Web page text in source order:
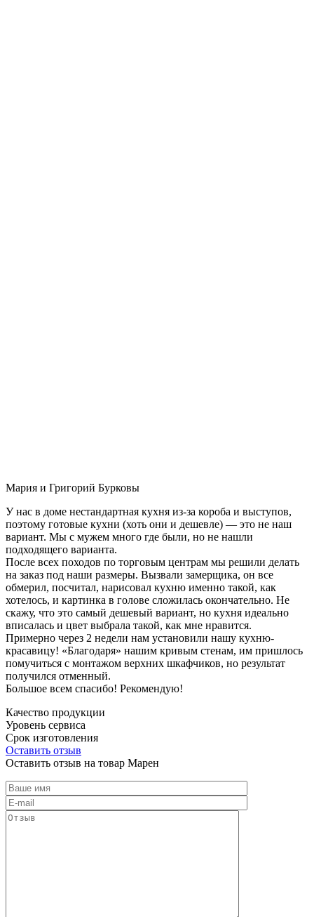
Мария и Григорий Бурковы
У нас в доме нестандартная кухня из-за короба и выступов,
поэтому готовые кухни (хоть они и дешевле) — это не наш
вариант. Мы с мужем много где были, но не нашли
подходящего варианта.
После всех походов по торговым центрам мы решили делать
на заказ под наши размеры. Вызвали замерщика, он все
обмерил, посчитал, нарисовал кухню именно такой, как
хотелось, и картинка в голове сложилась окончательно. Не
скажу, что это самый дешевый вариант, но кухня идеально
вписалась и цвет выбрала такой, как мне нравится.
Примерно через 2 недели нам установили нашу кухню-
красавицу! «Благодаря» нашим кривым стенам, им пришлось
помучиться с монтажом верхних шкафчиков, но результат
получился отменный.
Большое всем спасибо! Рекомендую!
Качество продукции
Уровень сервиса
Срок изготовления
Оставить отзыв
Оставить отзыв на товар Марен